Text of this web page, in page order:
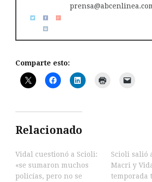
Comparte esto:
Relacionado
Vidal cuestionó a Scioli:
«se sumaron muchos
policías, pero no se
Scioli salió
Macri y
temporada